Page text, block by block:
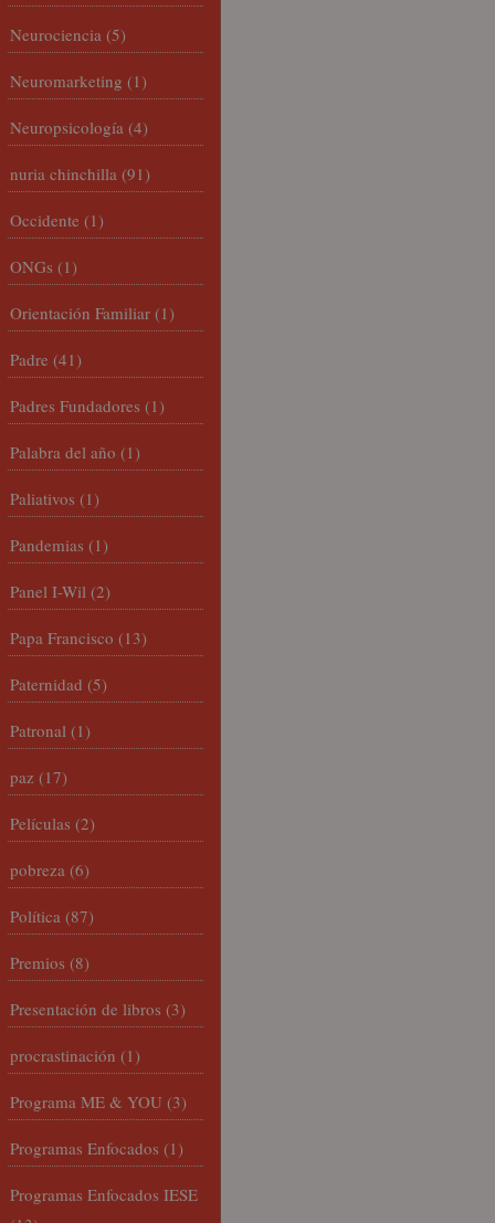
Neurociencia (5)
Neuromarketing (1)
Neuropsicología (4)
nuria chinchilla (91)
Occidente (1)
ONGs (1)
Orientación Familiar (1)
Padre (41)
Padres Fundadores (1)
Palabra del año (1)
Paliativos (1)
Pandemias (1)
Panel I-Wil (2)
Papa Francisco (13)
Paternidad (5)
Patronal (1)
paz (17)
Películas (2)
pobreza (6)
Política (87)
Premios (8)
Presentación de libros (3)
procrastinación (1)
Programa ME & YOU (3)
Programas Enfocados (1)
Programas Enfocados IESE